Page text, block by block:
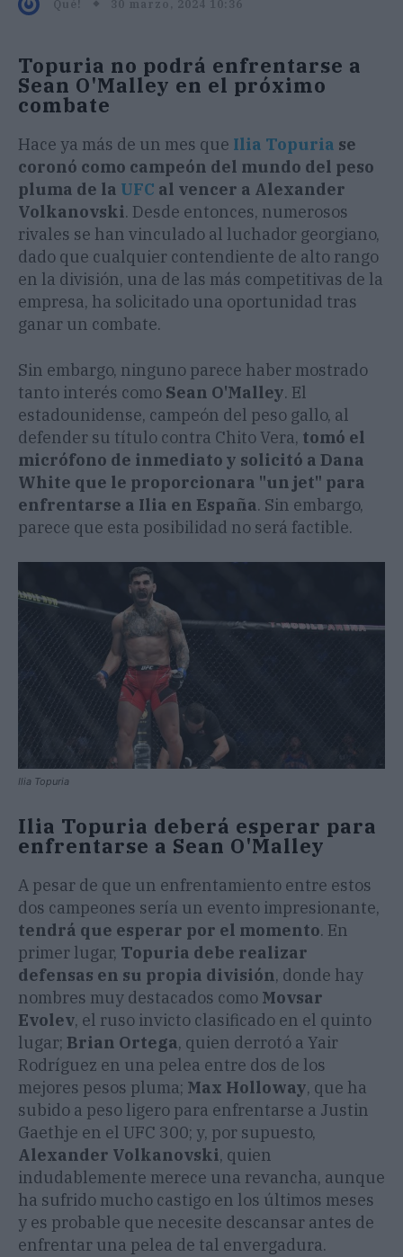
Qué! 30 marzo, 2024 10:36
Topuria no podrá enfrentarse a
Sean O'Malley en el próximo
combate
Hace ya más de un mes que Ilia Topuria se
coronó como campeón del mundo del peso
pluma de la UFC al vencer a Alexander
Volkanovski. Desde entonces, numerosos
rivales se han vinculado al luchador georgiano,
dado que cualquier contendiente de alto rango
en la división, una de las más competitivas de la
empresa, ha solicitado una oportunidad tras
ganar un combate.
Sin embargo, ninguno parece haber mostrado
tanto interés como Sean O'Malley. El
estadounidense, campeón del peso gallo, al
defender su título contra Chito Vera, tomó el
micrófono de inmediato y solicitó a Dana
White que le proporcionara "un jet" para
enfrentarse a Ilia en España. Sin embargo,
parece que esta posibilidad no será factible.
Ilia Topuria
Ilia Topuria deberá esperar para
enfrentarse a Sean O'Malley
A pesar de que un enfrentamiento entre estos
dos campeones sería un evento impresionante,
tendrá que esperar por el momento. En
primer lugar, Topuria debe realizar
defensas en su propia división, donde hay
nombres muy destacados como Movsar
Evolev, el ruso invicto clasificado en el quinto
lugar; Brian Ortega, quien derrotó a Yair
Rodríguez en una pelea entre dos de los
mejores pesos pluma; Max Holloway, que ha
subido a peso ligero para enfrentarse a Justin
Gaethje en el UFC 300; y, por supuesto,
Alexander Volkanovski, quien
indudablemente merece una revancha, aunque
ha sufrido mucho castigo en los últimos meses
y es probable que necesite descansar antes de
enfrentar una pelea de tal envergadura.